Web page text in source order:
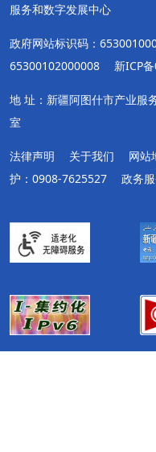
服务和数字发展中心
政府网站标识码：
65300102000008
新ICP
地 址：新疆阿图什市产业服
室
法律声明 关于我们 网站
护：0908-7625527
政务